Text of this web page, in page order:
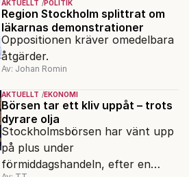
AKTUELLT POLITIK
Region Stockholm splittrat om
läkarnas demonstrationer
Oppositionen kräver omedelbara
åtgärder.
Av: Johan Romin
AKTUELLT EKONOMI
Börsen tar ett kliv uppåt – trots
dyrare olja
Stockholmsbörsen har vänt upp
på plus under
förmiddagshandeln, efter en